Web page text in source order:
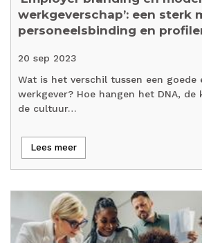
werkgeverschap’: een sterk
personeelsbinding en
20 sep 2023
Wat is het verschil tussen een goede
werkgever? Hoe hangen het DNA, de
de cultuur…
Lees meer